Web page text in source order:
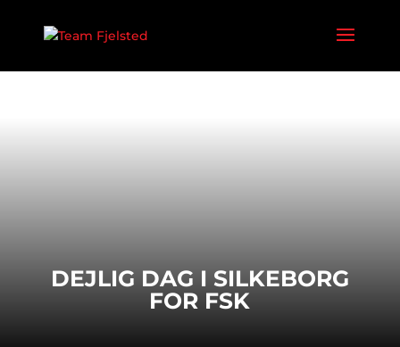
DEJLIG DAG I SILKEBORG
FOR FSK